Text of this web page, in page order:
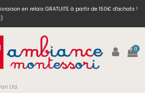
en relais GRATUITE à partir de 150€ d'achats !
)
0
Ltd.